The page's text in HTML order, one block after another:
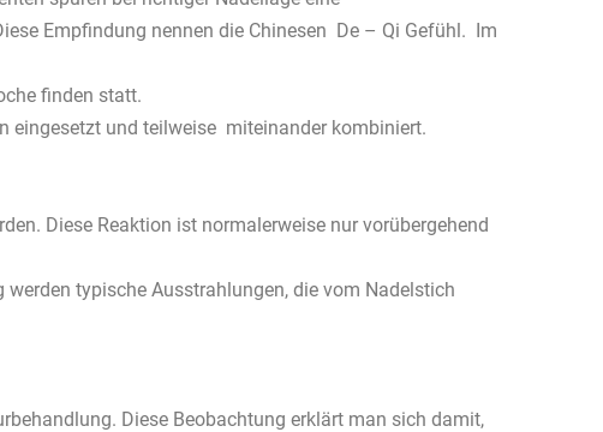
Empfindung nennen die Chinesen De – Qi Gefühl. Im
finden statt.
eingesetzt und teilweise miteinander kombiniert.
Diese Reaktion ist normalerweise nur vorübergehend
typische Ausstrahlungen, die vom Nadelstich
Diese Beobachtung erklärt man sich damit,